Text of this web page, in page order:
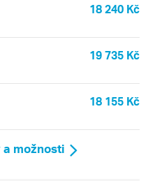
18 240 Kč
19 735 Kč
18 155 Kč
možnosti